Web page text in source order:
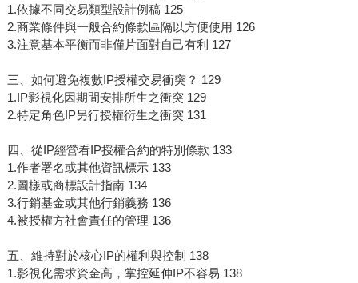
1.依據不同交易類型設計例稿 125
2.商業條件與一般合約條款區隔以方便使用 126
3.注意基本平衡而非僅片面對自己有利 127
三、如何避免複數IP授權交易衝突？ 129
1.IP影視化因期間安排所生之衝突 129
2.特定角色IP另行授權衍生之衝突 131
四、從IP經營看IP授權合約的特別條款 133
1.作者署名或其他資訊標示 133
2.圖樣或商標設計指南 134
3.行銷基金或其他行銷義務 136
4.被授權方社會責任的管理 136
五、維持對於核心IP的權利與控制 138
1.影視化需求資金高，掌控延伸IP不容易 138